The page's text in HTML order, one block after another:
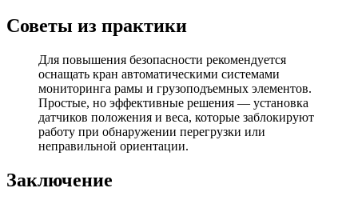
Советы из практики
Для повышения безопасности рекомендуется
оснащать кран автоматическими системами
мониторинга рамы и грузоподъемных элементов.
Простые, но эффективные решения — установка
датчиков положения и веса, которые заблокируют
работу при обнаружении перегрузки или
неправильной ориентации.
Заключение